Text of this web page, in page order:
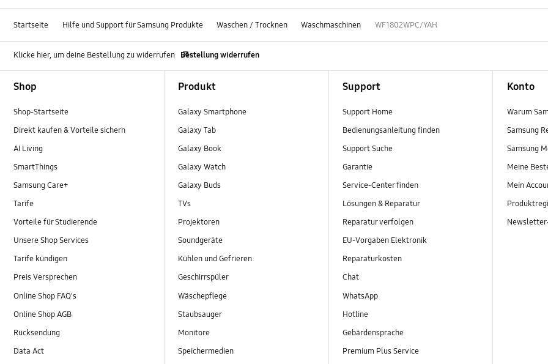
Startseite Hilfe und Support für Samsung Produkte Waschen / Trocknen Waschmaschinen WF1802WPC/YAH
Klicke hier, um deine Bestellung zu widerrufen Bestellung widerrufen
Shop
Shop-Startseite
Direkt kaufen & Vorteile sichern
AI Living
SmartThings
Samsung Care+
Tarife
Vorteile für Studierende
Unsere Shop Services
Tarife kündigen
Preis Versprechen
Online Shop FAQ's
Online Shop AGB
Rücksendung
Data Act
Produkt
Galaxy Smartphone
Galaxy Tab
Galaxy Book
Galaxy Watch
Galaxy Buds
TVs
Projektoren
Soundgeräte
Kühlen und Gefrieren
Geschirrspüler
Wäschepflege
Staubsauger
Monitore
Speichermedien
Support
Support Home
Bedienungsanleitung finden
Support Suche
Garantie
Service-Center finden
Lösungen & Reparatur
Reparatur verfolgen
EU-Vorgaben Elektronik
Reparaturkosten
Chat
WhatsApp
Hotline
Gebärdensprache
Premium Plus Service
Konto
Warum
Samsung
Samsung
Meine
Mein